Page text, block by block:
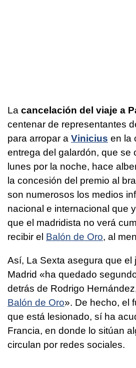
La cancelación del viaje a
centenar de representantes
para arropar a Vinicius en la
entrega del galardón, que se
lunes por la noche, hace
la concesión del premio al
son numerosos los medios
nacional e internacional que
que el madridista no verá
recibir el Balón de Oro, al
Así, La Sexta asegura que el
Madrid «ha quedado
detrás de Rodrigo
Balón de Oro». De hecho, el
que está lesionado, sí ha
Francia, en donde lo sitúan
circulan por redes sociales.